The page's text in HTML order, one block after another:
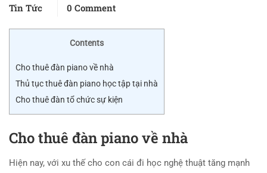
Tin Tức 0 Comment
Contents
Cho thuê đàn piano về nhà
Thủ tục thuê đàn piano học tập tại nhà
Cho thuê đàn tổ chức sự kiện
Cho thuê đàn piano về nhà
Hiện nay, với xu thế cho con cái đi học nghệ thuật tăng mạnh